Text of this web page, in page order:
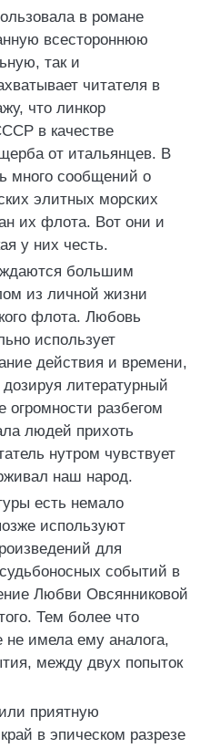
в романе
всестороннюю
так и
читателя в
что линкор
в качестве
от итальянцев. В
много сообщений о
элитных морских
их флота. Вот они и
у них честь.
большим
из личной жизни
флота. Любовь
использует
действия и времени,
литературный
разбегом
людей прихоть
нутром чувствует
наш народ.
есть немало
используют
для
событий в
Любви Овсянниковой
Тем более что
не имела ему аналога,
между двух попыток
приятную
в эпическом разрезе